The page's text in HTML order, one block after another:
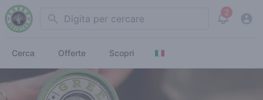
Search 2
View
Cerca Offerte Scopri